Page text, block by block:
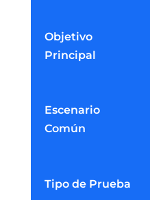
Objetivo
Principal
Escenario
Común
Tipo de Prueba